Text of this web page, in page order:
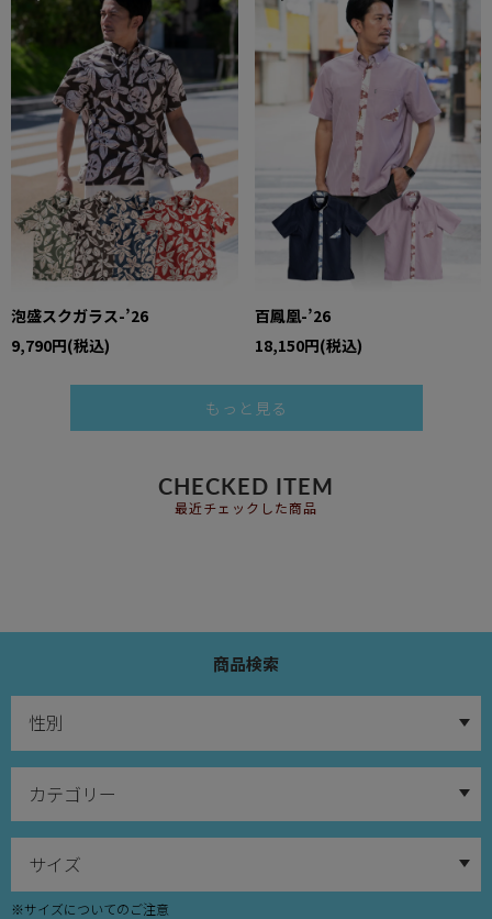
泡盛スクガラス-’26
9,790円(税込)
百鳳凰-’26
18,150円(税込)
もっと見る
CHECKED ITEM
最近チェックした商品
商品検索
※サイズについてのご注意